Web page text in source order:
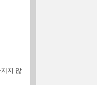
지 않